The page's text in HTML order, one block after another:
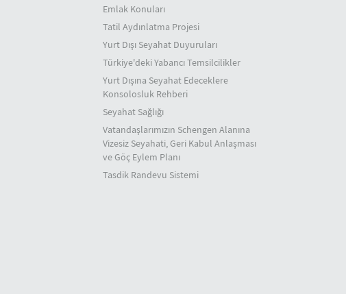
Emlak Konuları
Tatil Aydınlatma Projesi
Yurt Dışı Seyahat Duyuruları
Türkiye'deki Yabancı Temsilcilikler
Yurt Dışına Seyahat Edeceklere
Konsolosluk Rehberi
Seyahat Sağlığı
Vatandaşlarımızın Schengen Alanına
Vizesiz Seyahati, Geri Kabul Anlaşması
ve Göç Eylem Planı
Tasdik Randevu Sistemi